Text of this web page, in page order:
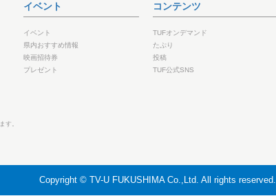
イベント
イベント
県内おすすめ情報
映画招待券
プレゼント
コンテンツ
TUFオンデマンド
たぷり
投稿
TUF公式SNS
す。
Copyright © TV-U FUKUSHIMA Co.,Ltd. All rights reserved.